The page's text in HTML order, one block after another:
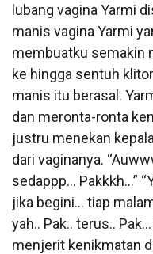
lubang vagina Yarmi
manis vagina Yarmi
membuatku semakin
ke hingga sentuh
manis itu berasal.
dan meronta-ronta
justru menekan
dari vaginanya.
sedappp… Pakkkh…”
jika begini… tiap
yah.. Pak.. terus..
menjerit kenikmatan